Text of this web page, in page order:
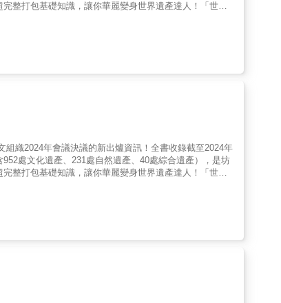
整打包基礎知識，讓你華麗變身世界遺產達人！「世界
效益與保護之間如何取得平衡？等多項重點介紹，引領讀
底解讀世界遺產不凡之處！！你知不知道…..˙建築高度連
歡迎的觀光景點？˙高高落下的瀑布，落差竟然超過200
築憑什麼獨步全球？˙浩大工程打造陵墓，身後事辦得真
銀礦業也列為世界遺產？ 本書將文化遺產、自然遺產、
大項，引領讀者從古埃及、美索不達米亞、古印度河、
面向，搭配地圖、表格、年表、圖片，輕鬆瞭解每一
產主題旅遊路線，精選世界遺產旅遊熱點，濃縮遊程精
報導，一次全收錄！本書以50萬字詳實介紹遍及歐洲、
地圖，一書在手，暢遊全球！
2024年會議決議的新出爐資訊！全書收錄截至2024年
處文化遺產、231處自然遺產、40處綜合遺產），是坊
整打包基礎知識，讓你華麗變身世界遺產達人！「世界
效益與保護之間如何取得平衡？等多項重點介紹，引領讀
底解讀世界遺產不凡之處！！你知不知道…..˙建築高度連
歡迎的觀光景點？˙高高落下的瀑布，落差竟然超過200
築憑什麼獨步全球？˙浩大工程打造陵墓，身後事辦得真
銀礦業也列為世界遺產？ 本書將文化遺產、自然遺產、
大項，引領讀者從古埃及、美索不達米亞、古印度河、
面向，搭配地圖、表格、年表、圖片，輕鬆瞭解每一